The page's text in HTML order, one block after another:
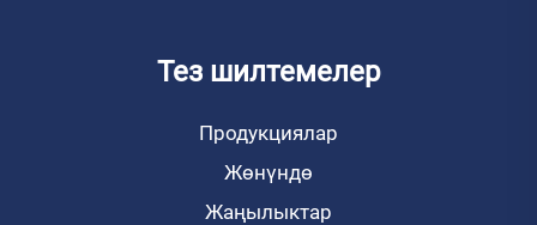
Тез шилтемелер
Продукциялар
Жөнүндө
Жаңылыктар